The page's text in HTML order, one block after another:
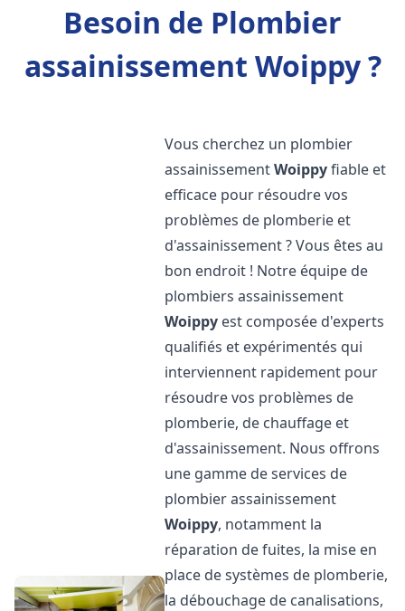
Besoin de Plombier
assainissement Woippy ?
Vous cherchez un plombier
assainissementWoippyfiable et
efficace pour résoudre vos
problèmes de plomberie et
d'assainissement ? Vous êtes au
bon endroit ! Notre équipe de
plombiers assainissement
Woippy est composée d'experts
qualifiés et expérimentés qui
interviennent rapidement pour
résoudre vos problèmes de
plomberie, de chauffage et
d'assainissement. Nous offrons
une gamme de services de
plombier assainissement
Woippy, notamment la
réparation de fuites, la mise en
place de systèmes de plomberie,
la débouchage de canalisations,